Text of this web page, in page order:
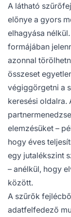
A látható
előnye a gyors
elhagyása
formájában
azonnal
összeset
végiggörgetni a
keresési oldalra.
elemzésüket –
hogy éves
egy jutalékszint
– anélkül, hogy
között.
A szűrők
adatfelfedező